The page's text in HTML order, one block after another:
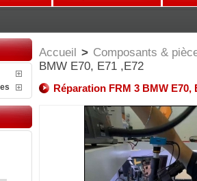
Accueil > Composants &
BMW E70, E71 ,E72
Réparation FRM 3 BMW E70,